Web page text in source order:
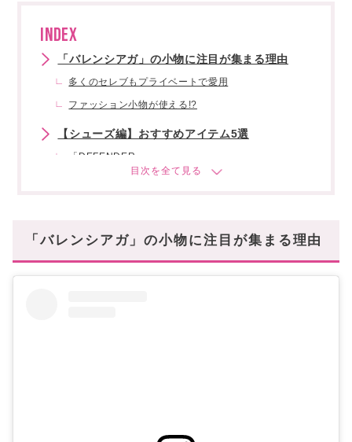
INDEX
「バレンシアガ」の小物に注目が集まる理由
多くのセレブもプライベートで愛用
ファッション小物が使える!?
【シューズ編】おすすめアイテム5選
「DEFENDER」
「Triple S(トリプルソール)」
「TRACK」
【バッグ編】おすすめアイテム7選
「バレンシアガ」の小物に注目が集まる理由